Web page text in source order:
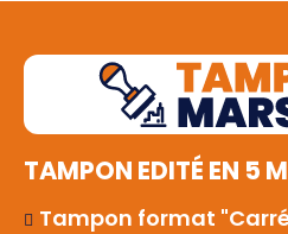
TAMPON EDITÉ EN 5
Tampon format